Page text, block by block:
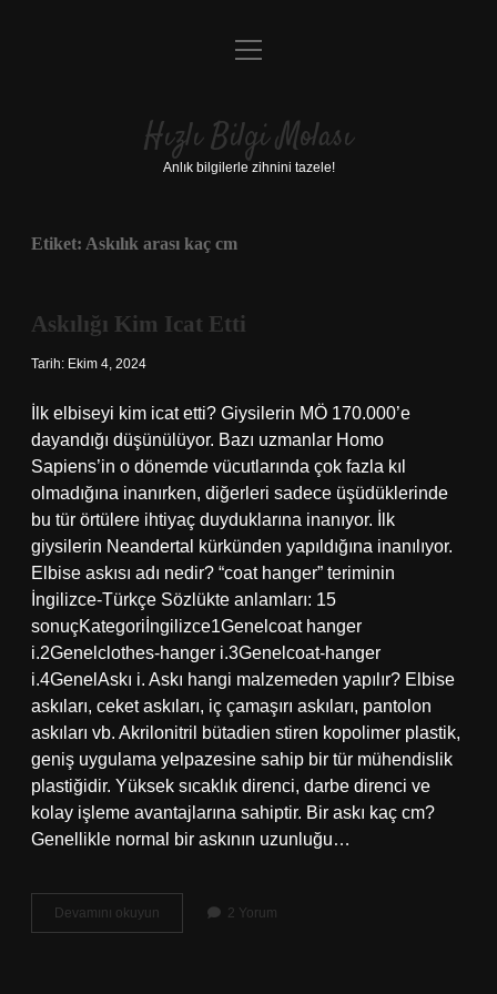
Anasayfa
Yasal Uyarı
menüyü
Hızlı Bilgi Molası
Anlık bilgilerle zihnini tazele!
Etiket: Askılık arası kaç cm
Askılığı Kim Icat Etti
Tarih: Ekim 4, 2024
İlk elbiseyi kim icat etti? Giysilerin MÖ 170.000’e
dayandığı düşünülüyor. Bazı uzmanlar Homo
Sapiens’in o dönemde vücutlarında çok fazla kıl
olmadığına inanırken, diğerleri sadece üşüdüklerinde
bu tür örtülere ihtiyaç duyduklarına inanıyor. İlk
giysilerin Neandertal kürkünden yapıldığına inanılıyor.
Elbise askısı adı nedir? “coat hanger” teriminin
İngilizce-Türkçe Sözlükte anlamları: 15
sonuçKategoriİngilizce1Genelcoat hanger
i.2Genelclothes-hanger i.3Genelcoat-hanger
i.4GenelAskı i. Askı hangi malzemeden yapılır? Elbise
askıları, ceket askıları, iç çamaşırı askıları, pantolon
askıları vb. Akrilonitril bütadien stiren kopolimer plastik,
geniş uygulama yelpazesine sahip bir tür mühendislik
plastiğidir. Yüksek sıcaklık direnci, darbe direnci ve
kolay işleme avantajlarına sahiptir. Bir askı kaç cm?
Genellikle normal bir askının uzunluğu…
Devamını okuyun
Kim
2 Yorum